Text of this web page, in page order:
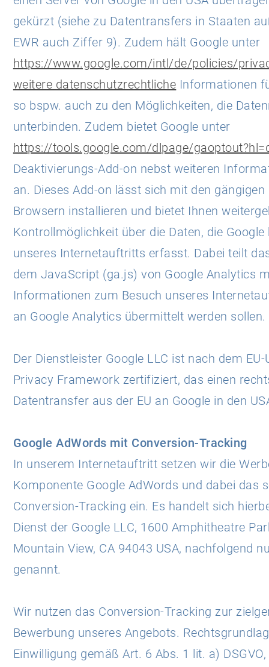
gekürzt (siehe zu Datentransfers in Staaten
EWR auch Ziffer 9). Zudem hält Google unter
https://www.google.com/intl/de/policies/
weitere datenschutzrechtliche Informationen
so bspw. auch zu den Möglichkeiten, die
unterbinden. Zudem bietet Google unter
https://tools.google.com/dlpage/
Deaktivierungs-Add-on nebst weiteren
an. Dieses Add-on lässt sich mit den gängigen
Browsern installieren und bietet Ihnen
Kontrollmöglichkeit über die Daten, die
unseres Internetauftritts erfasst. Dabei teilt
dem JavaScript (ga.js) von Google Analytics
Informationen zum Besuch unseres
an Google Analytics übermittelt werden sollen.
Der Dienstleister Google LLC ist nach dem EU-
Privacy Framework zertifiziert, das einen
Datentransfer aus der EU an Google in den
Google AdWords mit Conversion-Tracking
In unserem Internetauftritt setzen wir die
Komponente Google AdWords und dabei das
Conversion-Tracking ein. Es handelt sich
Dienst der Google LLC, 1600 Amphitheatre
Mountain View, CA 94043 USA, nachfolgend
genannt.
Wir nutzen das Conversion-Tracking zur
Bewerbung unseres Angebots.
Einwilligung gemäß Art. 6 Abs. 1 lit. a)